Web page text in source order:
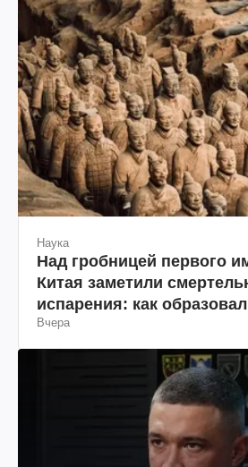
Наука
Над гробницей первого
Китая заметили
испарения: как
Вчера